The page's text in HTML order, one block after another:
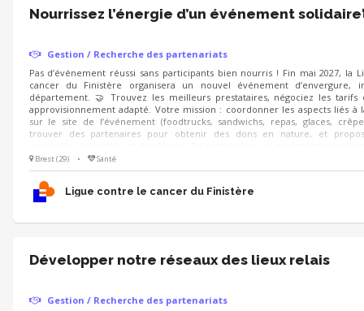
Nourrissez l’énergie d’un événement
Gestion / Recherche des partenariats
Pas d’événement réussi sans participants bien nourris ! Fin mai 2027, la
cancer du Finistère organisera un nouvel événement d’envergure,
département. 🤝 Trouvez les meilleurs prestataires, négociez les tarifs
approvisionnement adapté. Votre mission : coordonner les aspects liés à
sur le site de l’événement (foodtrucks, sandwichs, repas, glaces,
trouver des partenaires pour obtenir des dons en nature, et
aime le contact avec les commerçants et sait gérer les stocks 📋
Brest (29) • Santé
Ligue contre le cancer du Finistère
Développer notre réseaux des lieux relais
Gestion / Recherche des partenariats